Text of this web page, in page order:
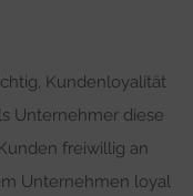
Kundenloyalität
Unternehmer diese
freiwillig an
Unternehmen loyal